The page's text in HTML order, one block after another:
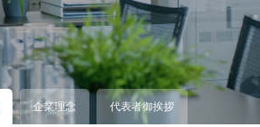
企業理念 代表者御挨拶